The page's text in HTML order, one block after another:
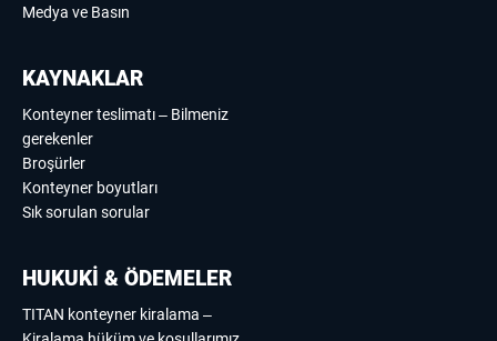
Medya ve Basın
KAYNAKLAR
Konteyner teslimatı – Bilmeniz
gerekenler
Broşürler
Konteyner boyutları
Sık sorulan sorular
HUKUKİ & ÖDEMELER
TITAN konteyner kiralama –